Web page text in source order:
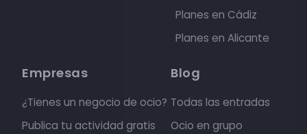
Planes en Cádiz
Planes en Alicante
Empresas
¿Tienes un negocio de ocio?
Publica tu actividad gratis
Blog
Todas las entradas
Ocio en grupo